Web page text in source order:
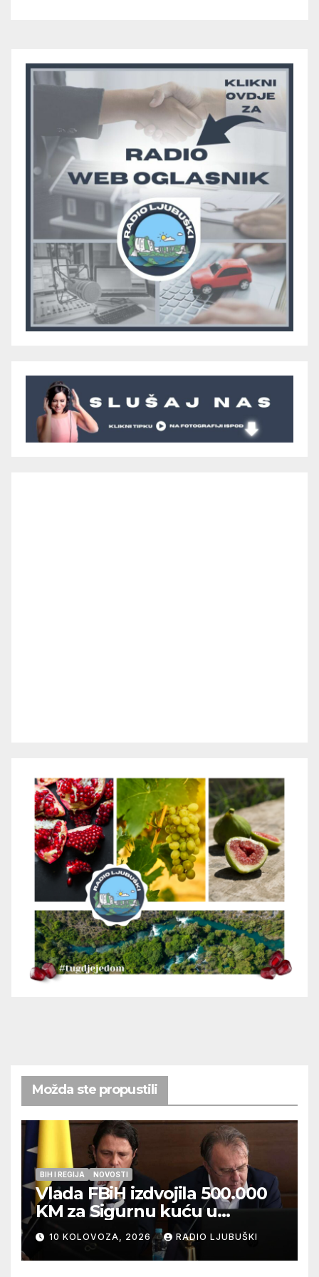
Možda ste propustili
BIH I REGIJA NOVOSTI
Vlada FBiH izdvojila 500.000
KM za Sigurnu kuću u
Ljubuškom
10 KOLOVOZA, 2026 RADIO LJUBUŠKI